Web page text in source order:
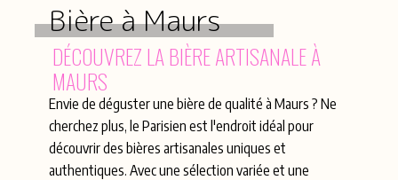
Bière à Maurs
DÉCOUVREZ LA BIÈRE ARTISANALE À
MAURS
Envie de déguster une bière de qualité à Maurs ? Ne
cherchez plus, le Parisien est l'endroit idéal pour
découvrir des bières artisanales uniques et
authentiques. Avec une sélection variée et une